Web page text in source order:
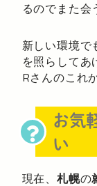
るのでまた会
新しい環境で
を照らしてあ
Rさんのこれ
お気
い
現在、 札幌の